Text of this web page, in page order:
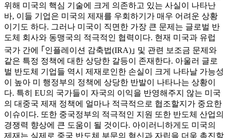
위해 미국의 핵심 기술에 크게 의존하고 있는 사실이 나타난
바, 이들 기업은 미국의 제재를 우회하기가 매우 어려운 상황
이기도 하다. 그러나 미국이 직면한 가장 큰 문제는 글로벌 반
도체 회사와 동맹국의 적극적인 협력이다. 현재 미국과 유럽
국가 간에 ｢인플레이션 감축법(IRA)｣ 및 관련 보조금 문제와
같은 특정 정책에 대한 상당한 갈등이 존재한다. 아울러 글로
벌 반도체 기업들 역시 제재로인한 손실이 크게 나타날 가능성
이 높아 미 행정부의 정책에 상당한 반발이 나타나는 상황이
다. 특히 EU의 국가들이 자국의 이익을 반영해주지 않는 미국
의 대중국 제재 정책에 얼마나 적극적으로 협조할지가 중요한
이슈이다. 또한 중국정부의 적극적인 지원 또한 반도체 산업의
경쟁력 향상에 큰 도움이 될 것이다. 아이러니하게도 미국의
제재는 실제로 중국 반도체 부문의 혁신과 자립을 더욱 촉진할